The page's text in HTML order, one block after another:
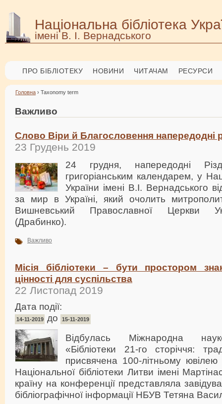
Національна бібліотека
імені В. І. Вернадського
ПРО БІБЛІОТЕКУ НОВИНИ ЧИТАЧАМ РЕСУРСИ
Головна › Taxonomy term
Важливо
Слово Віри й Благословення напередодні
23 Грудень 2019
24 грудня, напередодні
григоріанським календарем, у
України імені В.І. Вернадського
за мир в Україні, який очолить
Вишневський Православної Церкви
(Драбинко).
Важливо
Місія бібліотеки – бути простором
цінності для суспільства
22 Листопад 2019
Дата події:
14-11-2019 до 15-11-2019
Відбулась Міжнародна
«Бібліотеки 21-го сторіччя:
присвячена 100-літньому
Національної бібліотеки Литви імені
країну на конференції представляла
бібліографічної інформації НБУВ Тетяна